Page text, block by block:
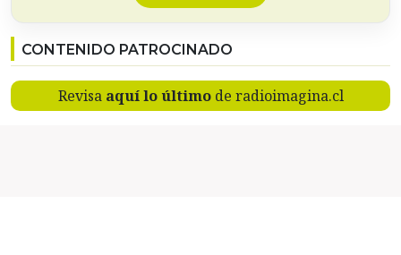
CONTENIDO PATROCINADO
Revisa aquí lo últimode radioimagina.cl